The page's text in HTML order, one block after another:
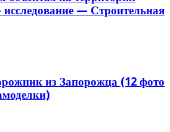
— Строительная
из Запорожца (12 фото